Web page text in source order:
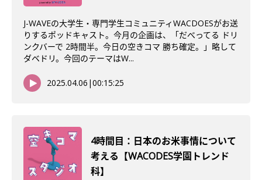
J-WAVEの大学生・専門学生コミュニティWACDOESがお送
りするポッドキャスト。今月の企画は、「だべってる ドリ
ンクバーで 2時間半。今日の空きコマ 勝ち確定。」略して
ダベドリ。今回のテーマはW...
2025.04.06 |00:15:25
4時間目：日本のお米事情について
考える【WACODES学園トレンド
科】